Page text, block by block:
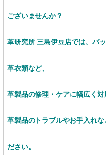
ございませんか？
革研究所 三島伊豆店では、バ
革衣類など、
革製品の修理・ケアに幅広く
革製品のトラブルやお手入れ
ださい。